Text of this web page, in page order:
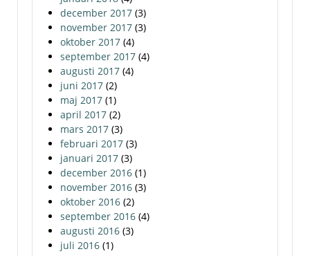
december 2017 (3)
november 2017 (3)
oktober 2017 (4)
september 2017 (4)
augusti 2017 (4)
juni 2017 (2)
maj 2017 (1)
april 2017 (2)
mars 2017 (3)
februari 2017 (3)
januari 2017 (3)
december 2016 (1)
november 2016 (3)
oktober 2016 (2)
september 2016 (4)
augusti 2016 (3)
juli 2016 (1)